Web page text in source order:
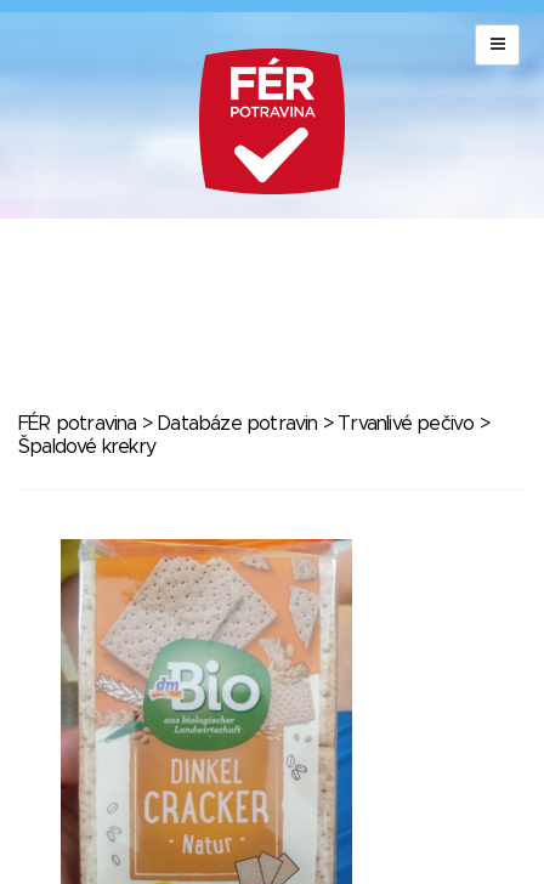
FÉR potravina > Databáze potravin > Trvanlivé pečivo >
Špaldové krekry